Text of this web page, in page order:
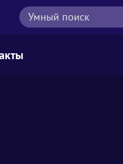
Умный поиск